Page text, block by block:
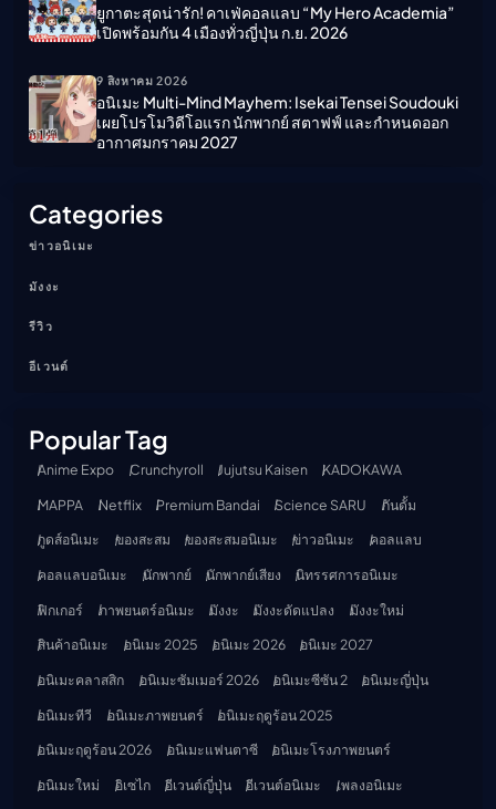
ยูกาตะสุดน่ารัก! คาเฟ่คอลแลบ “My Hero Academia”
เปิดพร้อมกัน 4 เมืองทั่วญี่ปุ่น ก.ย. 2026
9 สิงหาคม 2026
อนิเมะ Multi-Mind Mayhem: Isekai Tensei Soudouki
เผยโปรโมวิดีโอแรก นักพากย์ สตาฟฟ์ และกำหนดออก
อากาศมกราคม 2027
Categories
ข่าวอนิเมะ
มังงะ
รีวิว
อีเวนต์
Popular Tag
Anime Expo Crunchyroll Jujutsu Kaisen
KADOKAWA
MAPPA
Netflix Premium Bandai Science SARU
กันดั้ม
กูดส์อนิเมะ
ของสะสม ของสะสมอนิเมะ ข่าวอนิเมะ
คอลแลบ
คอลแลบอนิเมะ
นักพากย์ นักพากย์เสียง
นิทรรศการอนิเมะ
ฟิกเกอร์
ภาพยนตร์อนิเมะ มังงะ มังงะดัดแปลง
มังงะใหม่
สินค้าอนิเมะ
อนิเมะ 2025 อนิเมะ 2026
อนิเมะ 2027
อนิเมะคลาสสิก
อนิเมะซัมเมอร์ 2026 อนิเมะซีซัน 2
อนิเมะญี่ปุ่น
อนิเมะทีวี
อนิเมะภาพยนตร์
อนิเมะฤดูร้อน 2025
อนิเมะฤดูร้อน 2026
อนิเมะแฟนตาซี
อนิเมะโรงภาพยนตร์
อนิเมะใหม่
อิเซไก อีเวนต์ญี่ปุ่น อีเวนต์อนิเมะ
เพลงอนิเมะ